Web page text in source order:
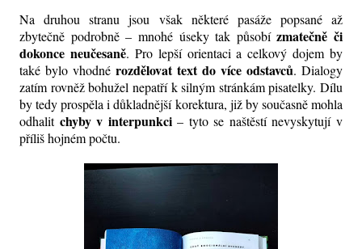
Na druhou stranu jsou však některé pasáže popsané až
zbytečně podrobně – mnohé úseky tak působízmatečně či
dokonce neučesaně. Pro lepší orientaci a celkový dojem by
také bylo vhodné rozdělovat text do více odstavců. Dialogy
zatím rovněž bohužel nepatří k silným stránkám pisatelky. Dílu
by tedy prospěla i důkladnější korektura, již by současně mohla
odhalit chyby v interpunkci– tyto se naštěstí nevyskytují v
příliš hojném počtu.